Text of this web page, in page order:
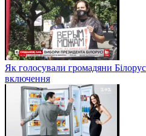
Як голосували громадяни
включення